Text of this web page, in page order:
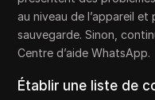
au niveau de l’appareil
sauvegarde. Sinon,
Centre d’aide WhatsApp.
Établir une liste de